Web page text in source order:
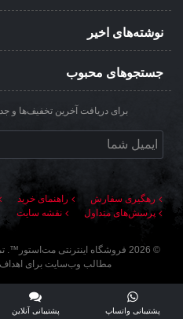
نوشته‌های اخیر
جستجوهای محبوب
برای دریافت آخرین تخفیف‌ها و
رهگیری سفارش راهنمای خرید
پرسش‌های متداول
نقشه سایت
©
2026 فروشگاه اینترنتی مت‌استور ™.
مطالب وب‌سایت برای اهداف
پشتیبانی واتساپ پشتیبانی آنلاین